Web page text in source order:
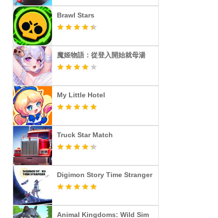
Brawl Stars
魔姬物語：從登入開始就母湯
My Little Hotel
Truck Star Match
Digimon Story Time Stranger
Animal Kingdoms: Wild Sim